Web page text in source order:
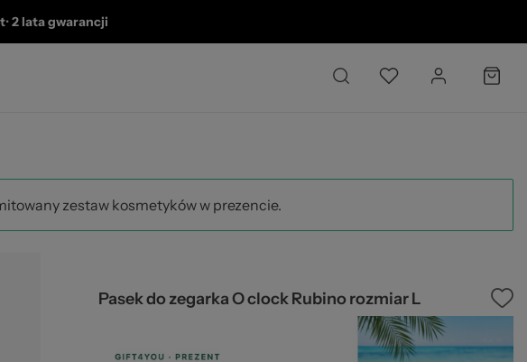
•2 lata gwarancji
zestaw kosmetyków w prezencie.
Pasek do zegarka O clock Rubino rozmiar L